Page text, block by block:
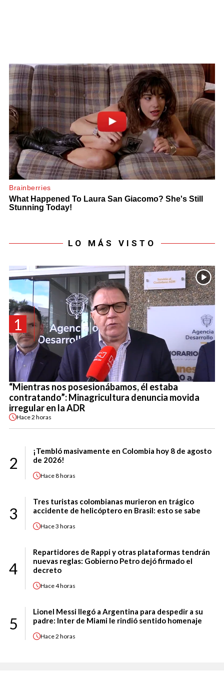
LO MÁS VISTO
1
“Mientras nos posesionábamos, él estaba
contratando”: Minagricultura denuncia movida
irregular en la ADR
Hace2 horas
2
¡Tembló masivamente en Colombia hoy 8 de agosto
de 2026!
Hace8 horas
3
Tres turistas colombianas murieron en trágico
accidente de helicóptero en Brasil: esto se sabe
Hace3 horas
4
Repartidores de Rappi y otras plataformas tendrán
nuevas reglas: Gobierno Petro dejó firmado el
decreto
Hace4 horas
5
Lionel Messi llegó a Argentina para despedir a su
padre: Inter de Miami le rindió sentido homenaje
Hace2 horas